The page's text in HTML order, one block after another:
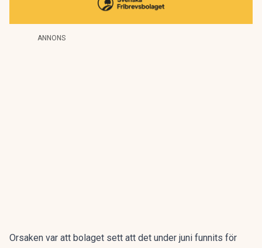
ANNONS
Orsaken var att bolaget sett att det under juni funnits för